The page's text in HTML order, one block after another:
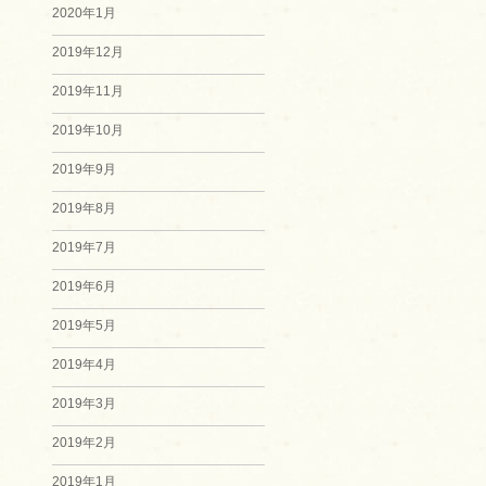
2020年1月
2019年12月
2019年11月
2019年10月
2019年9月
2019年8月
2019年7月
2019年6月
2019年5月
2019年4月
2019年3月
2019年2月
2019年1月